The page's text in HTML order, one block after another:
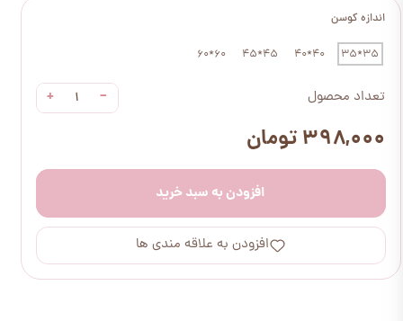
اندازه کوسن
35*35
40*40
45*45
60*60
تعداد محصول −
+
۳۹۸,۰۰۰ تومان
افزودن به سبد خرید
افزودن به علاقه مندی ها